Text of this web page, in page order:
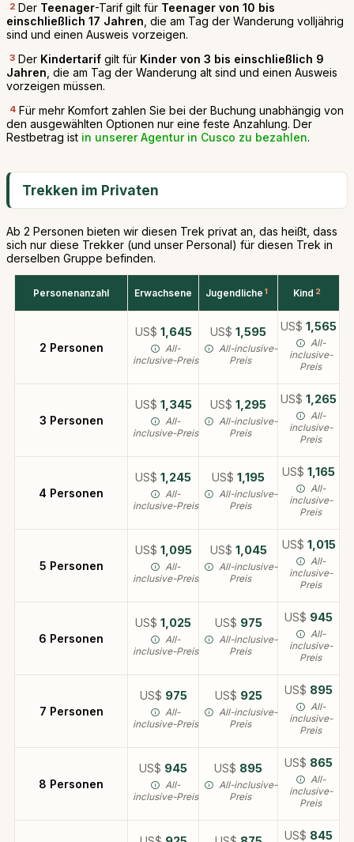
2 Der Teenager-Tarif gilt für Teenager von 10 bis
einschließlich 17 Jahren , die am Tag der Wanderung volljährig
sind und einen Ausweis vorzeigen.
3 Der Kindertarif gilt für Kinder von 3 bis einschließlich 9
Jahren , die am Tag der Wanderung alt sind und einen Ausweis
vorzeigen müssen.
4 Für mehr Komfort zahlen Sie bei der Buchung unabhängig von
den ausgewählten Optionen nur eine feste Anzahlung. Der
Restbetrag ist in unserer Agentur in Cusco zu bezahlen.
Trekken im Privaten
Ab 2 Personen bieten wir diesen Trek privat an, das heißt, dass
sich nur diese Trekker (und unser Personal) für diesen Trek in
derselben Gruppe befinden.
Personenanzahl Erwachsene Jugendliche 1 Kind 2
2 Personen
US$ 1,645
All-
inclusive-Preis
US$ 1,595
All-inclusive-
Preis
US$ 1,565
All-
inclusive-
Preis
3 Personen
US$ 1,345
All-
inclusive-Preis
US$ 1,295
All-inclusive-
Preis
US$ 1,265
All-
inclusive-
Preis
4 Personen
US$ 1,245
All-
inclusive-Preis
US$ 1,195
All-inclusive-
Preis
US$ 1,165
All-
inclusive-
Preis
5 Personen
US$ 1,095
All-
inclusive-Preis
US$ 1,045
All-inclusive-
Preis
US$ 1,015
All-
inclusive-
Preis
6 Personen
US$ 1,025
All-
inclusive-Preis
US$ 975
All-inclusive-
Preis
US$ 945
All-
inclusive-
Preis
7 Personen
US$ 975
All-
inclusive-Preis
US$ 925
All-inclusive-
Preis
US$ 895
All-
inclusive-
Preis
8 Personen
US$ 945
All-
inclusive-Preis
US$ 895
All-inclusive-
Preis
US$ 865
All-
inclusive-
Preis
US$ 845